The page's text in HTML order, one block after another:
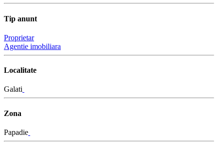
Tip anunt
Proprietar
Agentie imobiliara
Localitate
Galati
Zona
Papadie